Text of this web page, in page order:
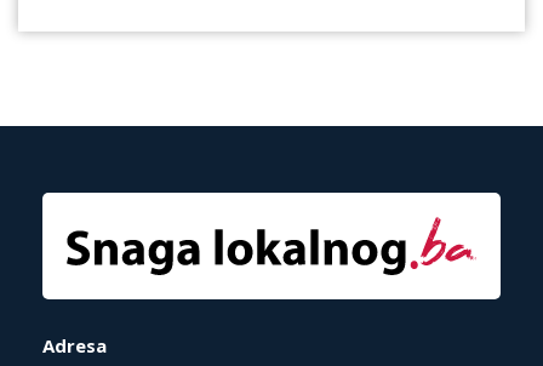
Adresa